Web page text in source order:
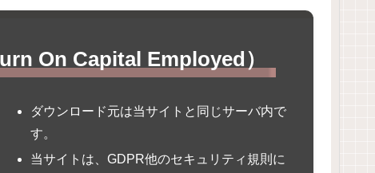
On Capital Employed）
ダウンロード元は当サイトと同じサーバ内で
す。
当サイトは、GDPR他のセキュリティ規則に